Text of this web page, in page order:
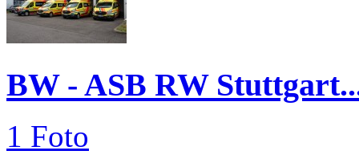
BW - ASB RW
1 Foto